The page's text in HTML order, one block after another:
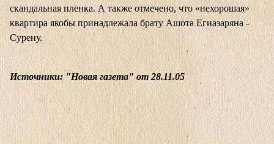
скандальная пленка. А также отмечено, что «нехорошая»
квартира якобы принадлежала брату Ашота Егиазаряна -
Сурену.
Источники: "Новая газета" от 28.11.05